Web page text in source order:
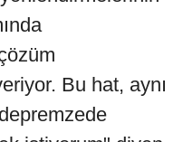
Bu hat, aynı